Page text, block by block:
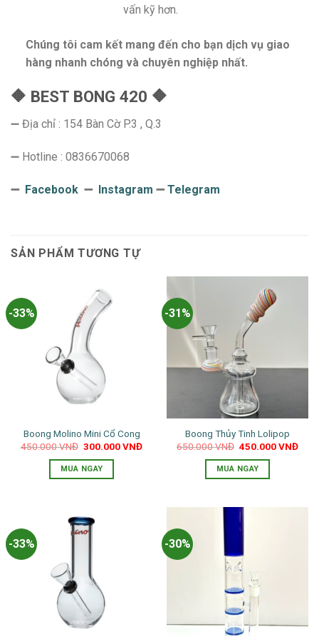
vấn kỹ hơn.
Chúng tôi cam kết mang đến cho bạn dịch vụ giao
hàng nhanh chóng và chuyên nghiệp nhất.
🔶 BEST BONG 420 🔶
➖ Địa chỉ : 154 Bàn Cờ P.3 , Q.3
➖ Hotline : 0836670068
➖ Facebook ➖ Instagram ➖Telegram
SẢN PHẨM TƯƠNG TỰ
-33%
Boong Molino Mini Cổ Cong
450.000VNĐ Giá
là:
450.000 VNĐ.
300.000VNĐGiá
MUA NGAY
-31%
Boong Thủy Tinh Lolipop
650.000VNĐ Giá
là:
650.000 VNĐ.
450.000VNĐGiá
MUA NGAY
-33% -30%